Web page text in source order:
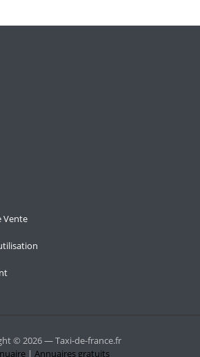
Vente
© 2026 — Taxi-de-france.fr
| Annuaires gratuits